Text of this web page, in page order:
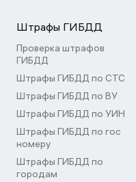
Штрафы ГИБДД
Проверка штрафов
ГИБДД
Штрафы ГИБДД по СТС
Штрафы ГИБДД по ВУ
Штрафы ГИБДД по УИН
Штрафы ГИБДД по гос
номеру
Штрафы ГИБДД по
городам